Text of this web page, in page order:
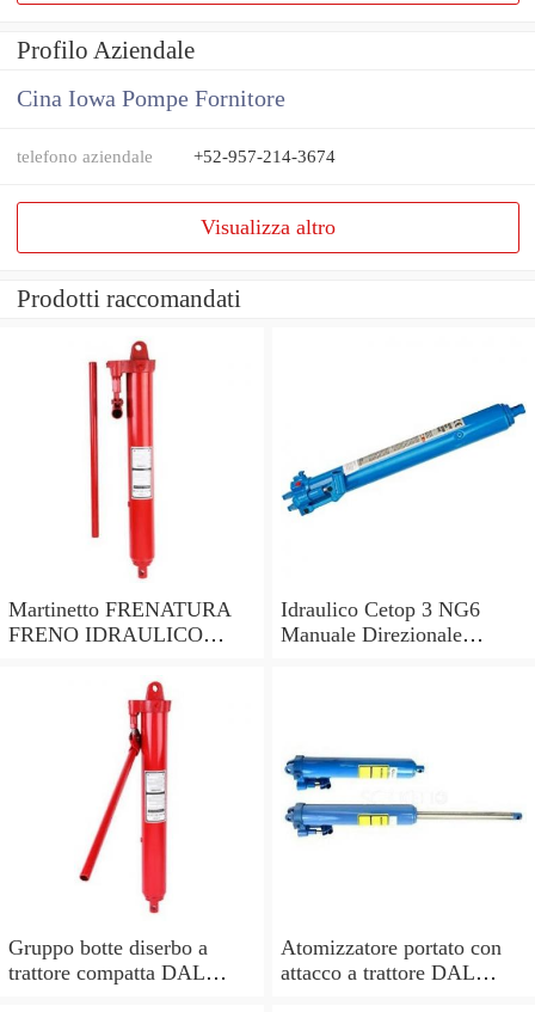
Profilo Aziendale
Cina Iowa Pompe Fornitore
telefono aziendale +52-957-214-3674
Visualizza altro
Prodotti raccomandati
Martinetto FRENATURA
FRENO IDRAULICO
lunghezza pistone 285mm
Idraulico Cetop 3 NG6
Manuale Direzionale
Gruppo botte diserbo a
trattore compatta DAL
Atomizzatore portato con
attacco a trattore DAL